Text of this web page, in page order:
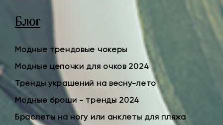
Блог
Модные трендовые чокеры
Модные цепочки для очков 2024
Тренды украшений на весну-лето
Модные броши - тренды 2024
Браслеты на ногу или анклеты для пляжа